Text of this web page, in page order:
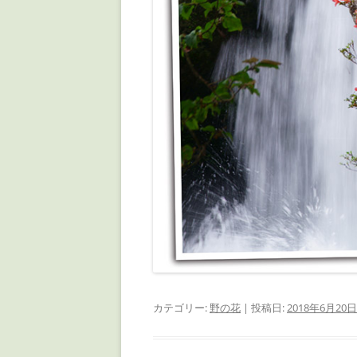
カテゴリー: 野の花 | 投稿日:2018年6月20日